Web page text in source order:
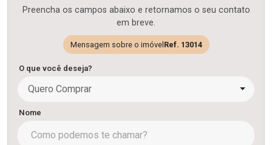
Preencha os campos abaixo e retornamos o seu contato
em breve.
Mensagem sobre o imóvel Ref. 13014
O que você deseja?
Quero Comprar
Nome